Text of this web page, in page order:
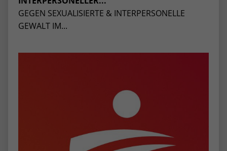
GEGEN SEXUALISIERTE & INTERPERSONELLE
GEWALT IM...